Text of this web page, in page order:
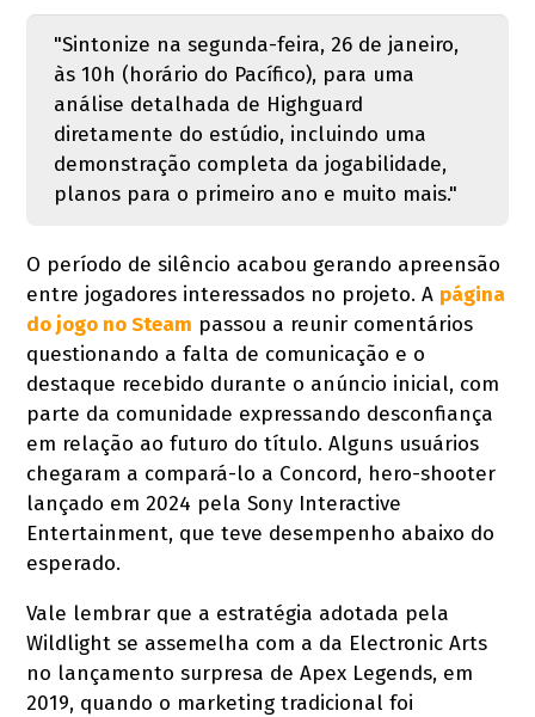
"Sintonize na segunda-feira, 26 de janeiro,
às 10h (horário do Pacífico), para uma
análise detalhada de Highguard
diretamente do estúdio, incluindo uma
demonstração completa da jogabilidade,
planos para o primeiro ano e muito mais."
O período de silêncio acabou gerando apreensão
entre jogadores interessados no projeto. A página
do jogo no Steam passou a reunir comentários
questionando a falta de comunicação e o
destaque recebido durante o anúncio inicial, com
parte da comunidade expressando desconfiança
em relação ao futuro do título. Alguns usuários
chegaram a compará-lo a Concord, hero-shooter
lançado em 2024 pela Sony Interactive
Entertainment, que teve desempenho abaixo do
esperado.
Vale lembrar que a estratégia adotada pela
Wildlight se assemelha com a da Electronic Arts
no lançamento surpresa de Apex Legends, em
2019, quando o marketing tradicional foi